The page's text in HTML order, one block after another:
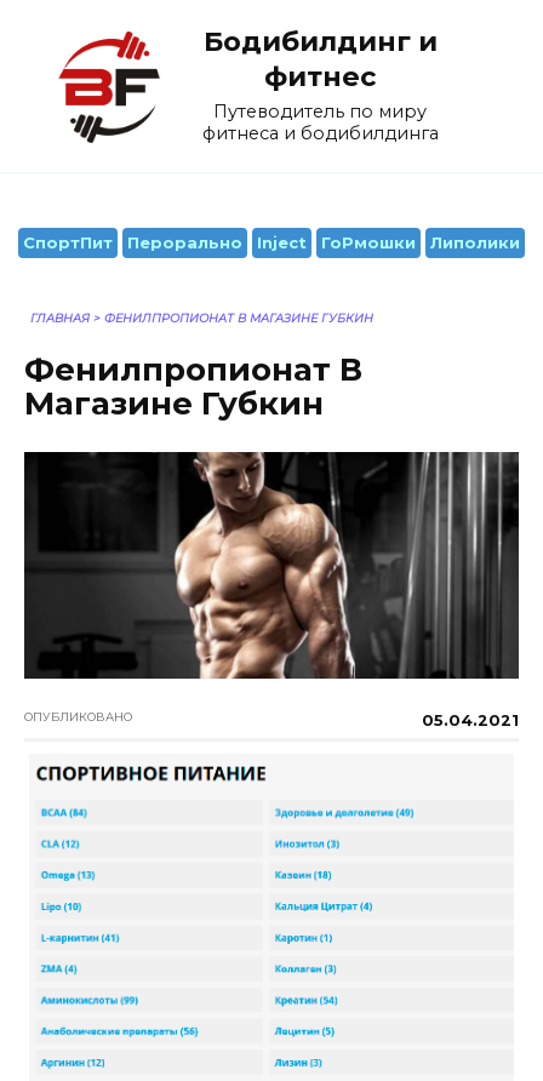
содержанию
Бодибилдинг и
фитнес
Путеводитель по миру
фитнеса и бодибилдинга
СпортПит Перорально Inject ГоРмошки Липолики
ГЛАВНАЯ > ФЕНИЛПРОПИОНАТ В МАГАЗИНЕ ГУБКИН
Фенилпропионат В
Магазине Губкин
ОПУБЛИКОВАНО 05.04.2021